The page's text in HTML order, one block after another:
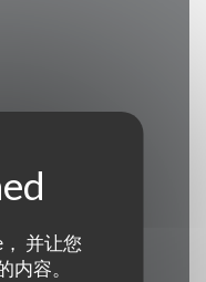
并让您
内容。
运通